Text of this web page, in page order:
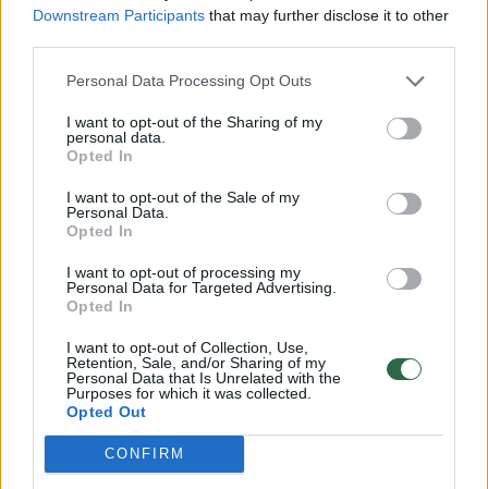
Downstream Participants that may further disclose it to other
Personal Data Processing Opt Outs
I want to opt-out of the Sharing of my
personal data.
Opted In
I want to opt-out of the Sale of my
Personal Data.
Opted In
I want to opt-out of processing my
Personal Data for Targeted Advertising.
Opted In
I want to opt-out of Collection, Use,
Retention, Sale, and/or Sharing of my
Personal Data that Is Unrelated with the
Purposes for which it was collected.
Opted Out
CONFIRM
dopingo byloje: šaukia apie karą, prakalbo ir
V. Putino ruporas
Sportas 2024-01-30